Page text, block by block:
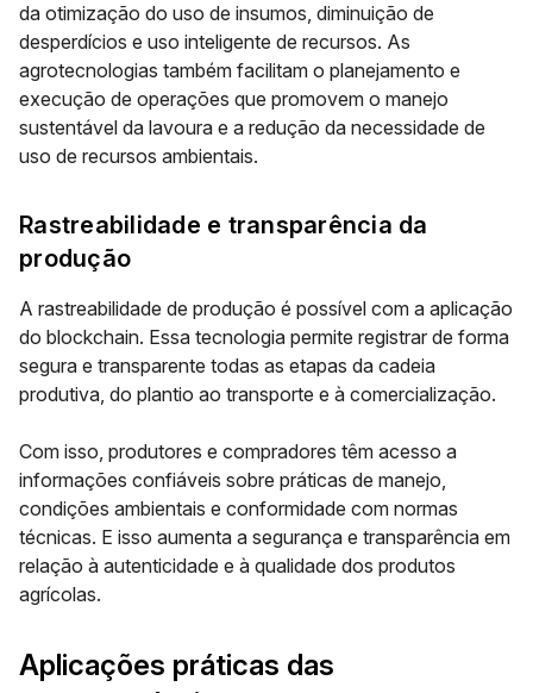
da otimização do uso de insumos, diminuição de
desperdícios e uso inteligente de recursos. As
agrotecnologias também facilitam o planejamento e
execução de operações que promovem o manejo
sustentável da lavoura e a redução da necessidade de
uso de recursos ambientais.
Rastreabilidade e transparência da
produção
A rastreabilidade de produção é possível com a aplicação
do blockchain. Essa tecnologia permite registrar de forma
segura e transparente todas as etapas da cadeia
produtiva, do plantio ao transporte e à comercialização.
Com isso, produtores e compradores têm acesso a
informações confiáveis sobre práticas de manejo,
condições ambientais e conformidade com normas
técnicas. E isso aumenta a segurança e transparência em
relação à autenticidade e à qualidade dos produtos
agrícolas.
Aplicações práticas das